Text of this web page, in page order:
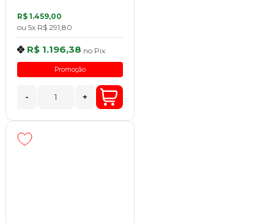
R$ 1.459,00
ou 5x R$ 291,80
R$ 1.196,38 no Pix
Promoção
- +